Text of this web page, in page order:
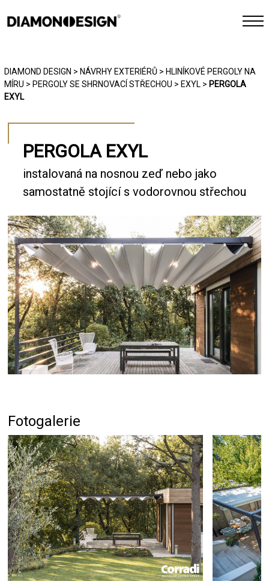
EXTERIÉR
CHYTRÁ DOMÁCNOST
REFERENCE
FOTOGALERIE
JAK PRACUJEME
KONTAKT
NAJÍT SHOWROOM
DIAMOND DESIGN > NÁVRHY EXTERIÉRŮ> HLINÍKOVÉ PERGOLY NA
MÍRU > PERGOLY SE SHRNOVACÍ STŘECHOU > EXYL > PERGOLA
EXYL
PERGOLA EXYL
instalovaná na nosnou zeď nebo jako
samostatně stojící s vodorovnou střechou
Fotogalerie